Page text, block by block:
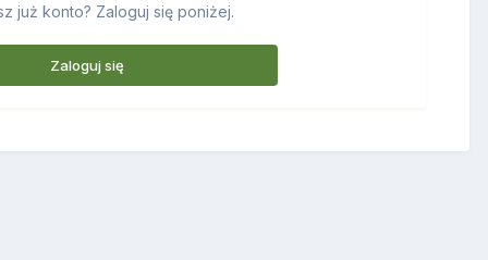
już konto? Zaloguj się poniżej.
Zaloguj się